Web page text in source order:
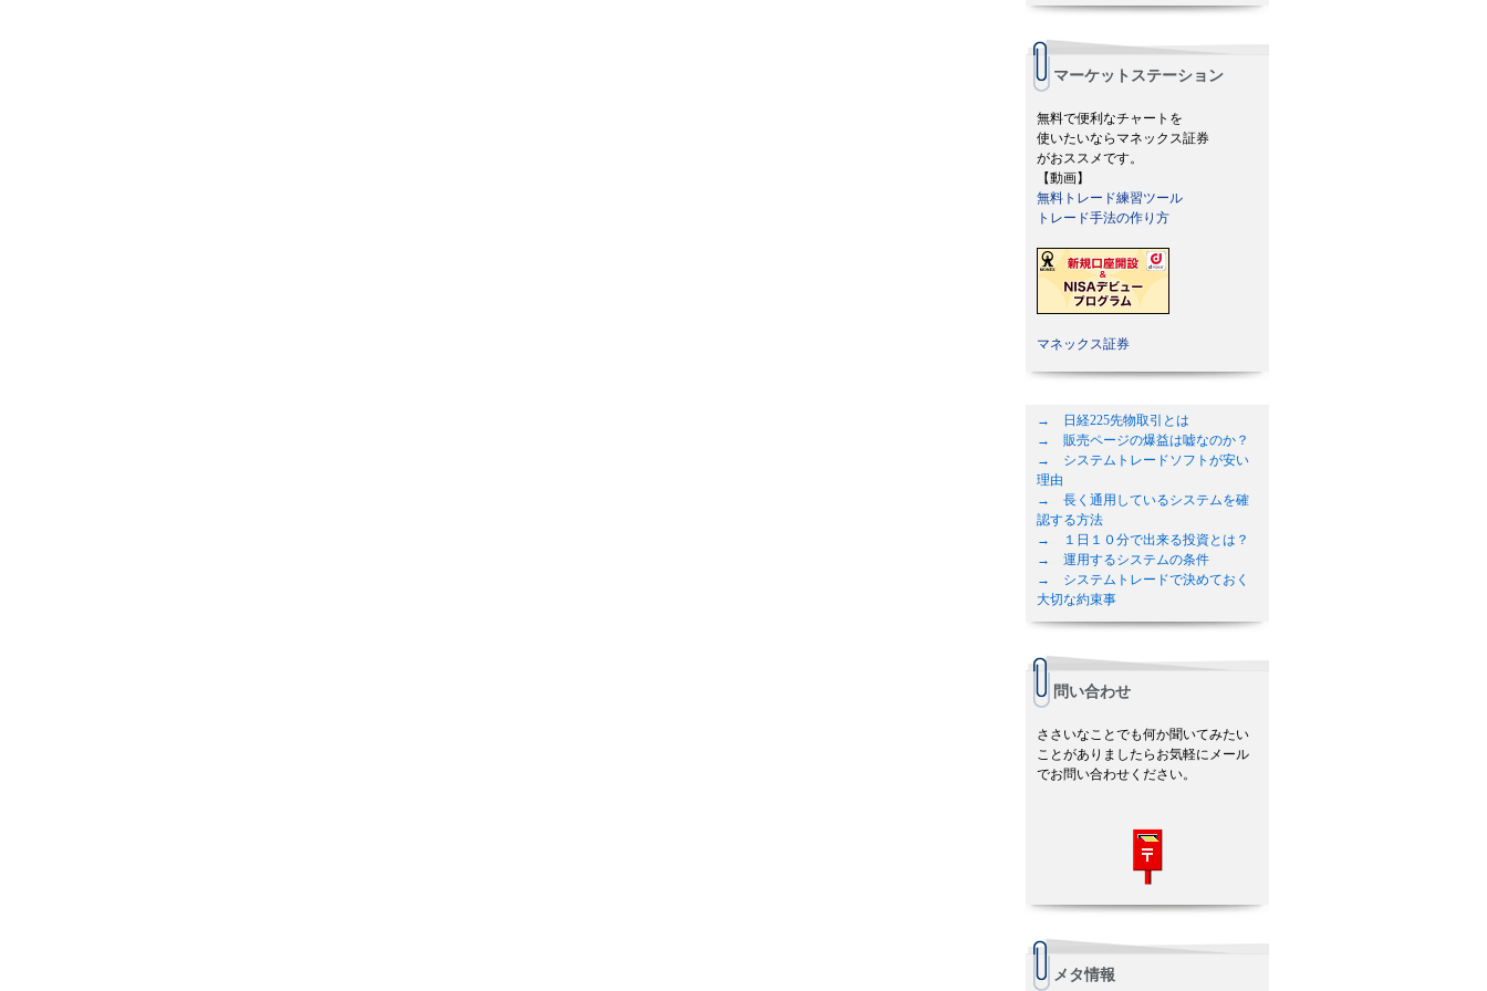
マーケットステーション
無料で便利なチャートを
使いたいならマネックス証券
がおススメです。
【動画】
無料トレード練習ツール
トレード手法の作り方
マネックス証券
→ 日経225先物取引とは
→ 販売ページの爆益は嘘なのか？
→ システムトレードソフトが安い
理由
→ 長く通用しているシステムを確
認する方法
→ １日１０分で出来る投資とは？
→ 運用するシステムの条件
→ システムトレードで決めておく
大切な約束事
問い合わせ
ささいなことでも何か聞いてみたい
ことがありましたらお気軽にメール
でお問い合わせください。
メタ情報